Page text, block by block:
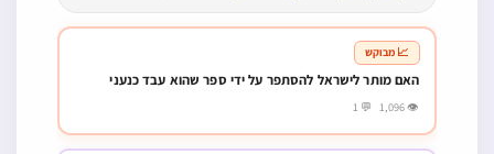
📈 מבוקש
האם מותר לישראל להסתפר על ידי ספר שהוא עבד כנעני
👁 1,096 💬 1